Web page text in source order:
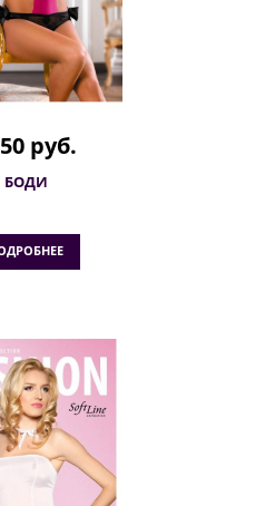
руб.
БОДИ